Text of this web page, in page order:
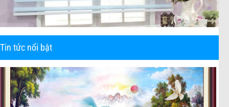
Tin tức nổi bật